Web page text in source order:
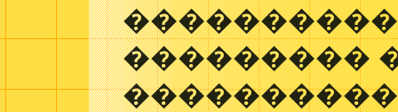
���������